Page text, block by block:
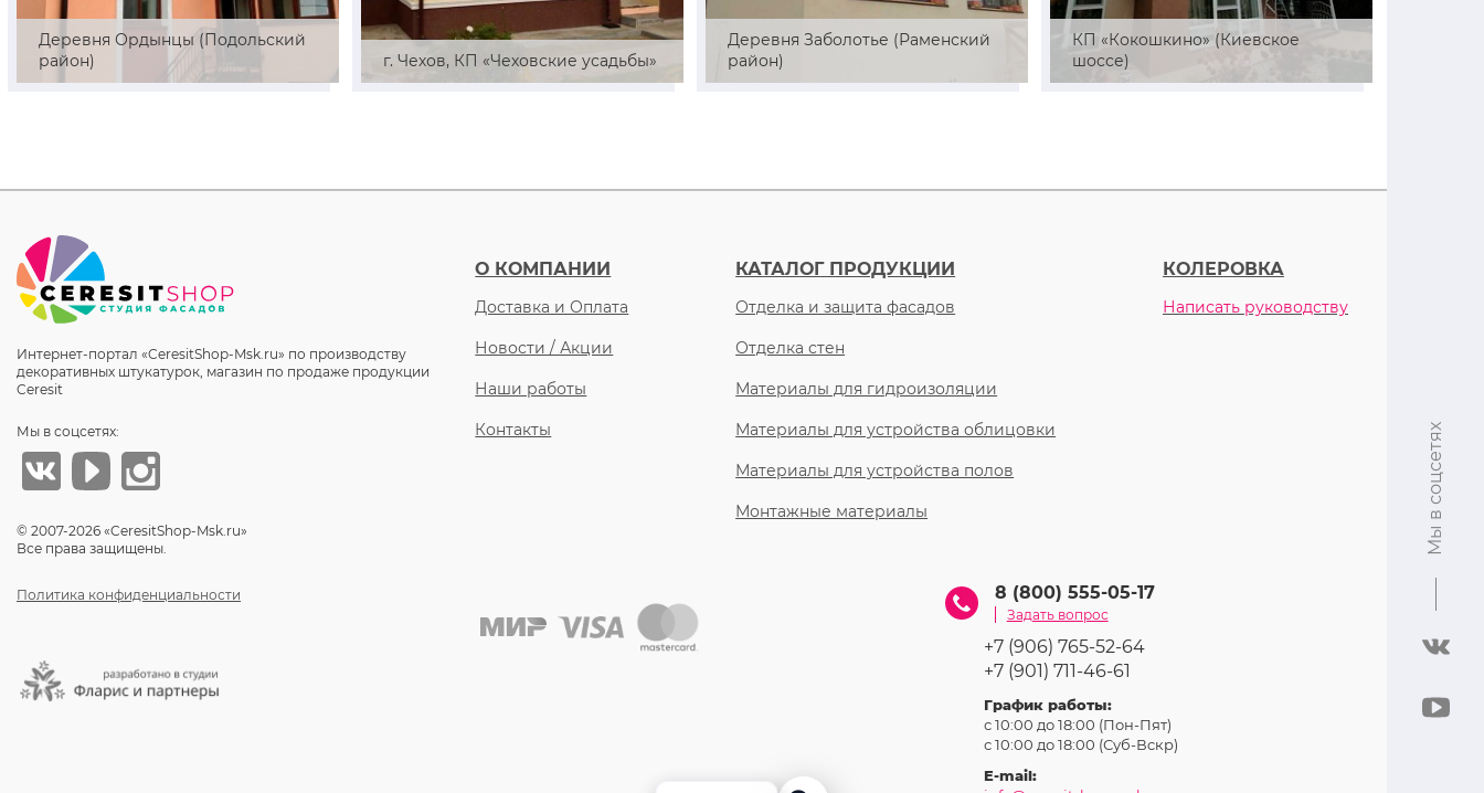
Мы в соцсетях
Деревня Ордынцы (Подольский
район)
г. Чехов, КП «Чеховские усадьбы»
Деревня Заболотье (Раменский
район)
КП «Кокошкино» (Киевское
шоссе)
Интернет-портал «CeresitShop-Msk.ru» по производству
декоративных штукатурок, магазин по продаже продукции
Ceresit
© 2007-2026 «CeresitShop-Msk.ru»
Все права защищены.
О КОМПАНИИ
Доставка и Оплата
Новости / Акции
Наши работы
Контакты
КАТАЛОГ ПРОДУКЦИИ
Отделка и защита фасадов
Отделка стен
Материалы для гидроизоляции
Материалы для устройства облицовки
Материалы для устройства полов
Монтажные материалы
КОЛЕРОВКА
Написать руководству
Мы в соцсетях:
8 (800) 555-05-17
Задать вопрос
+7 (906) 765-52-64
+7 (901) 711-46-61
График работы:
с 10:00 до 18:00 (Пон-Пят)
с 10:00 до 18:00 (Суб-Вcкр)
E-mail:
Политика конфиденциальности